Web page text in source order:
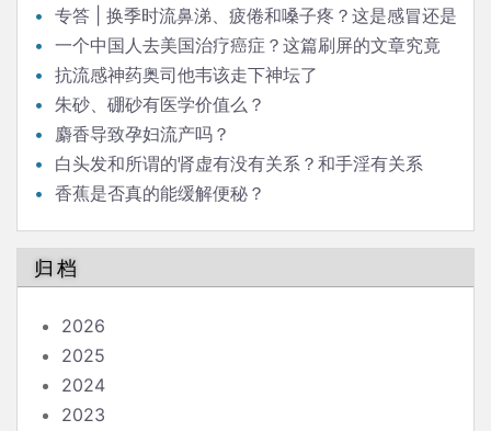
专答 | 换季时流鼻涕、疲倦和嗓子疼？这是感冒还是
过敏？
一个中国人去美国治疗癌症？这篇刷屏的文章究竟
该怎么解读
抗流感神药奥司他韦该走下神坛了
朱砂、硼砂有医学价值么？
麝香导致孕妇流产吗？
白头发和所谓的肾虚有没有关系？和手淫有关系
吗？手淫到底有没有害？中医所谓的肾虚症状是什么原
香蕉是否真的能缓解便秘？
归档
2026
2025
2024
2023